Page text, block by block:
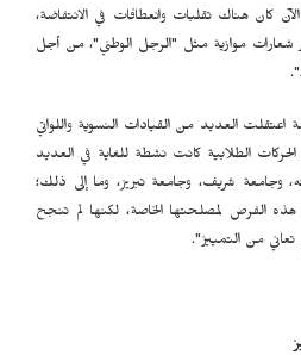
أشهر وحتى الآن كان هناك تقلبات وانعطافات في الانتفاضة،
شعارات موازية مثل "الرجل الوطني"، من أجل
".
اعتقلت العديد من القيادات النسوية واللواتي
الطلابية كانت نشطة للغاية في العديد
شريف، وجامعة تبريز، وما إلى ذلك؛
الفرص لمصلحتها الخاصة، لكنها لم تنجح
تعاني من التمييز".